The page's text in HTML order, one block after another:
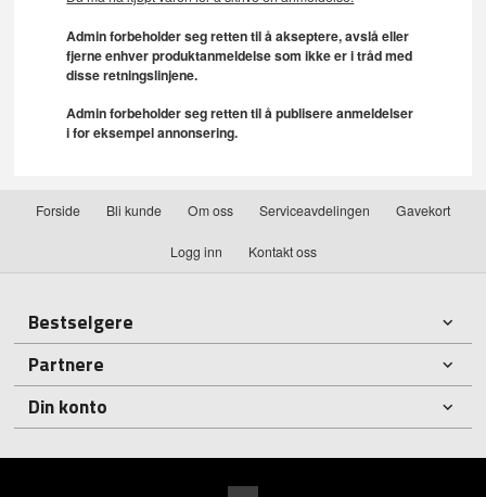
Admin forbeholder seg retten til å akseptere, avslå eller
fjerne enhver produktanmeldelse som ikke er i tråd med
disse retningslinjene.
Admin forbeholder seg retten til å publisere anmeldelser
i for eksempel annonsering.
Forside Bli kunde Om oss Serviceavdelingen Gavekort
Logg inn Kontakt oss
Bestselgere
Partnere
Din konto